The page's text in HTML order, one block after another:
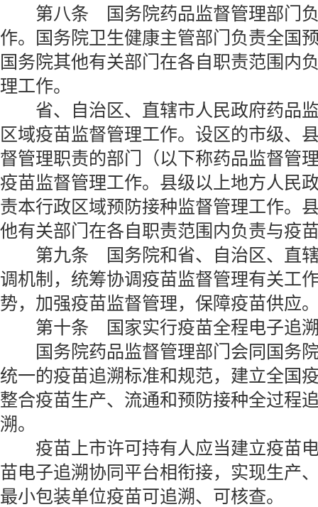
第八条 国务院药品监督管理部门负
作。国务院卫生健康主管部门负责全国
国务院其他有关部门在各自职责范围内
理工作。
省、自治区、直辖市人民政府药品监
区域疫苗监督管理工作。设区的市级、
督管理职责的部门（以下称药品监督管
疫苗监督管理工作。县级以上地方人民
责本行政区域预防接种监督管理工作。
他有关部门在各自职责范围内负责与疫
第九条 国务院和省、自治区、直辖
调机制，统筹协调疫苗监督管理有关工
势，加强疫苗监督管理，保障疫苗供应
第十条 国家实行疫苗全程电子追溯
国务院药品监督管理部门会同国务院
统一的疫苗追溯标准和规范，建立全国
整合疫苗生产、流通和预防接种全过程
溯。
疫苗上市许可持有人应当建立疫苗电
苗电子追溯协同平台相衔接，实现生产
最小包装单位疫苗可追溯、可核查。